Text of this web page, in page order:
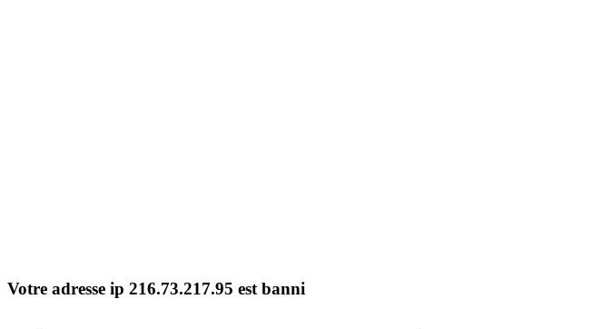
Votre adresse ip 216.73.217.95 est banni